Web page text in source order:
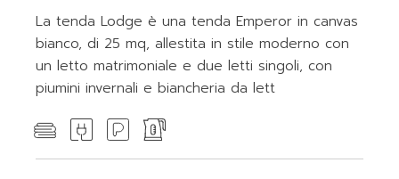
La tenda Lodge è una tenda Emperor in canvas
bianco, di 25 mq, allestita in stile moderno con
un letto matrimoniale e due letti singoli, con
piumini invernali e biancheria da lett